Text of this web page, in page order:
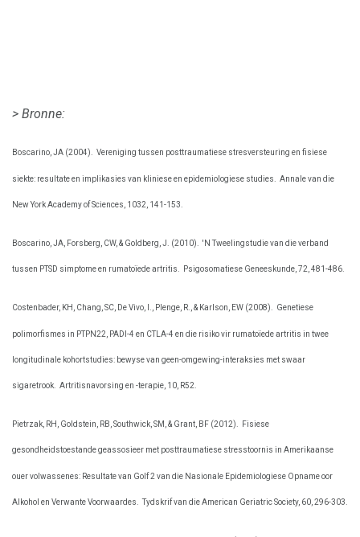
> Bronne:
Boscarino, JA (2004). Vereniging tussen posttraumatiese stresversteuring en fisiese
siekte: resultate en implikasies van kliniese en epidemiologiese studies. Annale van die
New York Academy of Sciences, 1032, 141-153.
Boscarino, JA, Forsberg, CW, & Goldberg, J. (2010). 'N Tweelingstudie van die verband
tussen PTSD simptome en rumatoïede artritis. Psigosomatiese Geneeskunde, 72, 481-486.
Costenbader, KH, Chang, SC, De Vivo, I., Plenge, R., & Karlson, EW (2008). Genetiese
polimorfismes in PTPN22, PADI-4 en CTLA-4 en die risiko vir rumatoïede artritis in twee
longitudinale kohortstudies: bewyse van geen-omgewing-interaksies met swaar
sigaretrook. Artritisnavorsing en -terapie, 10, R52.
Pietrzak, RH, Goldstein, RB, Southwick, SM, & Grant, BF (2012). Fisiese
gesondheidstoestande geassosieer met posttraumatiese stresstoornis in Amerikaanse
ouer volwassenes: Resultate van Golf 2 van die Nasionale Epidemiologiese Opname oor
Alkohol en Verwante Voorwaardes. Tydskrif van die American Geriatric Society, 60, 296-303.